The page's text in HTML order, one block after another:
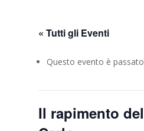
« Tutti gli Eventi
Questo evento è
Il rapimento